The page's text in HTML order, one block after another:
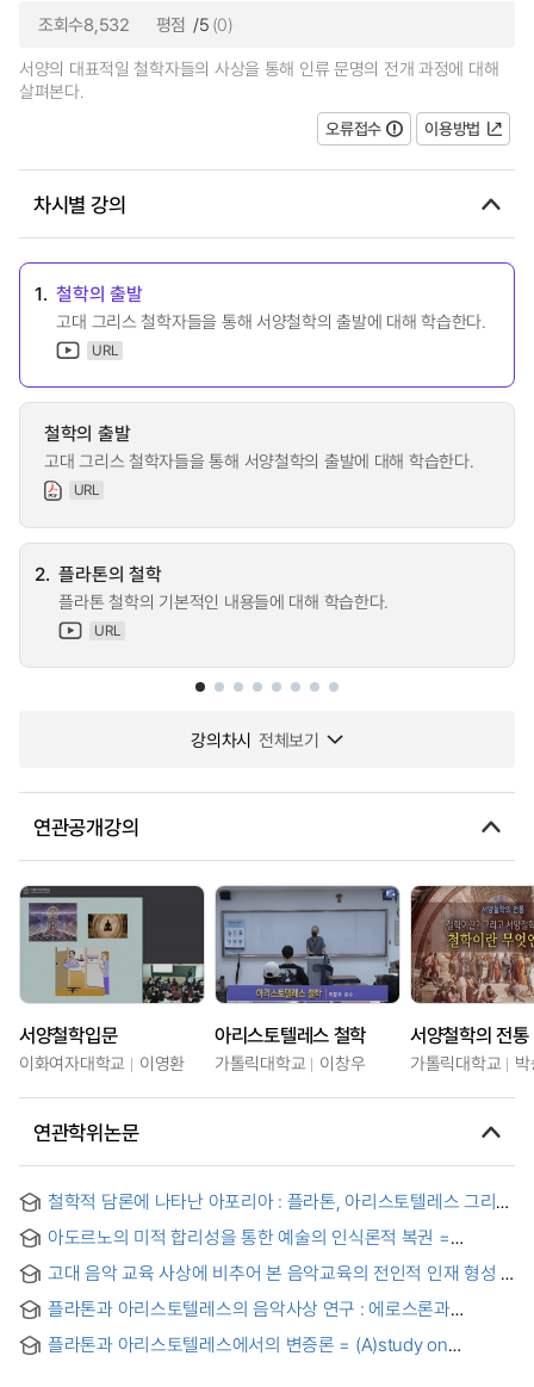
조회수8,532 평점 /5 (0)
서양의 대표적일 철학자들의 사상을 통해 인류 문명의 전개 과정에 대해
살펴본다.
오류접수
이용방법
차시별 강의
1. 철학의 출발
고대 그리스 철학자들을 통해 서양철학의 출발에 대해 학습한다.
URL
철학의 출발
고대 그리스 철학자들을 통해 서양철학의 출발에 대해 학습한다.
URL
2. 플라톤의 철학
플라톤 철학의 기본적인 내용들에 대해 학습한다.
URL
강의차시 전체보기
연관공개강의
서양철학입문
이화여자대학교 이영환
아리스토텔레스 철학
가톨릭대학교 이창우
서양철학의 전통
가톨릭대학교
연관학위논문
철학적 담론에 나타난 아포리아 : 플라톤, 아리스토텔레스 그리고
Thinking of Language : focus on Plato, Aristotle and
Derrida
아도르노의 미적 합리성을 통한 예술의 인식론적 복권 =
Epistemological Right of Art
고대 음악 교육 사상에 비추어 본 음악교육의 전인적 인재 형성 =
Comparative Study of Ancient Eastern and Western
Philosophies
플라톤과 아리스토텔레스의 음악사상 연구 : 에로스론과
of Platon and Aristoteles
플라톤과 아리스토텔레스에서의 변증론 = (A)study on